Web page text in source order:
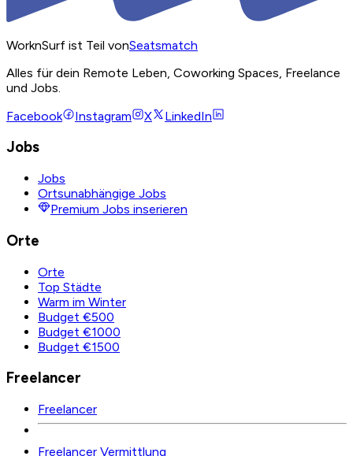
WorknSurf ist Teil vonSeatsmatch
Alles für dein Remote Leben, Coworking Spaces, Freelance
und Jobs.
Facebook
Instagram X LinkedIn
Jobs
Jobs
Ortsunabhängige Jobs
Premium Jobs inserieren
Orte
Orte
Top Städte
Warm im Winter
Budget €500
Budget €1000
Budget €1500
Freelancer
Freelancer
Freelancer Vermittlung